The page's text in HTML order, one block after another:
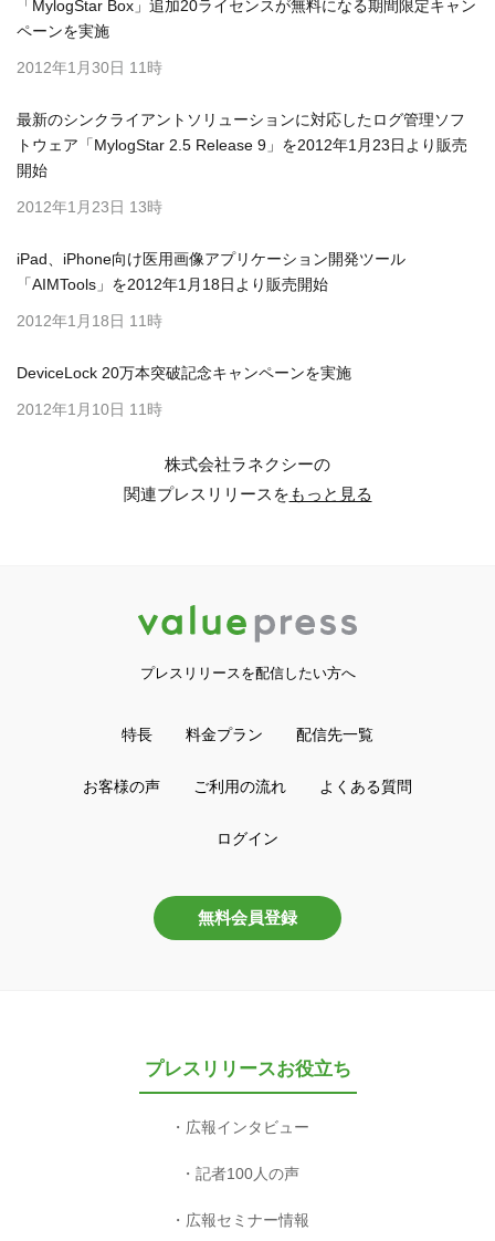
「MylogStar Box」追加20ライセンスが無料になる期間限定キャン
ペーンを実施
2012年1月30日 11時
最新のシンクライアントソリューションに対応したログ管理ソフ
トウェア「MylogStar 2.5 Release 9」を2012年1月23日より販売
開始
2012年1月23日 13時
iPad、iPhone向け医用画像アプリケーション開発ツール
「AIMTools」を2012年1月18日より販売開始
2012年1月18日 11時
DeviceLock 20万本突破記念キャンペーンを実施
2012年1月10日 11時
株式会社ラネクシーの
関連プレスリリースをもっと見る
プレスリリースを配信したい方へ
特長 料金プラン 配信先一覧
お客様の声 ご利用の流れ よくある質問
ログイン
無料会員登録
プレスリリースお役立ち
広報インタビュー
記者100人の声
広報セミナー情報